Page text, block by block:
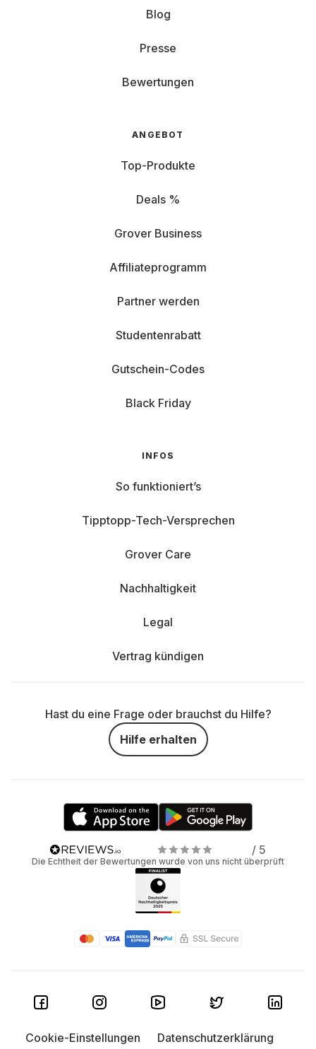
Blog
Presse
Bewertungen
ANGEBOT
Top-Produkte
Deals %
Grover Business
Affiliateprogramm
Partner werden
Studentenrabatt
Gutschein-Codes
Black Friday
INFOS
So funktioniert’s
Tipptopp-Tech-Versprechen
Grover Care
Nachhaltigkeit
Legal
Vertrag kündigen
Hast du eine Frage oder brauchst du Hilfe?
Hilfe erhalten
/ 5
Die Echtheit der Bewertungen wurde von uns nicht überprüft
Cookie-Einstellungen
Datenschutzerklärung